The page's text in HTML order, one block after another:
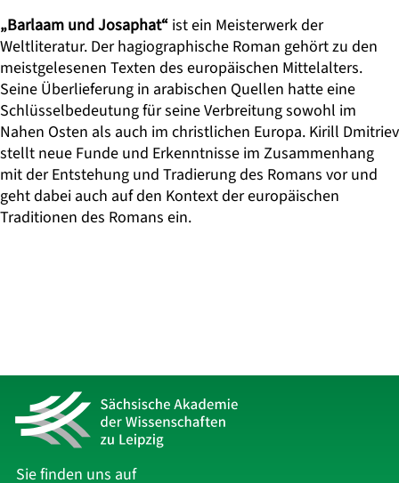
„Barlaam und Josaphat“ ist ein Meisterwerk der
Weltliteratur. Der hagiographische Roman gehört zu den
meistgelesenen Texten des europäischen Mittelalters.
Seine Überlieferung in arabischen Quellen hatte eine
Schlüsselbedeutung für seine Verbreitung sowohl im
Nahen Osten als auch im christlichen Europa. Kirill Dmitriev
stellt neue Funde und Erkenntnisse im Zusammenhang
mit der Entstehung und Tradierung des Romans vor und
geht dabei auch auf den Kontext der europäischen
Traditionen des Romans ein.
Sie finden uns auf